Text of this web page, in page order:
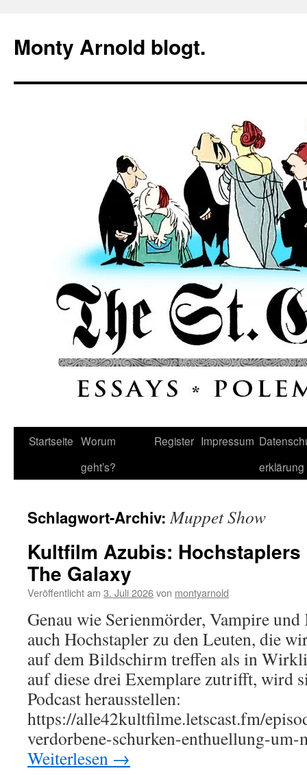
springen
Monty Arnold blogt.
Startseite Worum
geht’s?
Register Impressum
erklärung
Schlagwort-Archiv:Muppet Show
Kultfilm Azubis:
The Galaxy
Veröffentlicht am 3. Juli 2026von montyarnold
Genau wie Serienmörder, Vampire
auch Hochstapler zu den Leuten, die
auf dem Bildschirm treffen als in
auf diese drei Exemplare zutrifft, wird
Podcast herausstellen:
https://alle42kultfilme.letscast.fm/
verdorbene-schurken-enthuellung-
Weiterlesen →